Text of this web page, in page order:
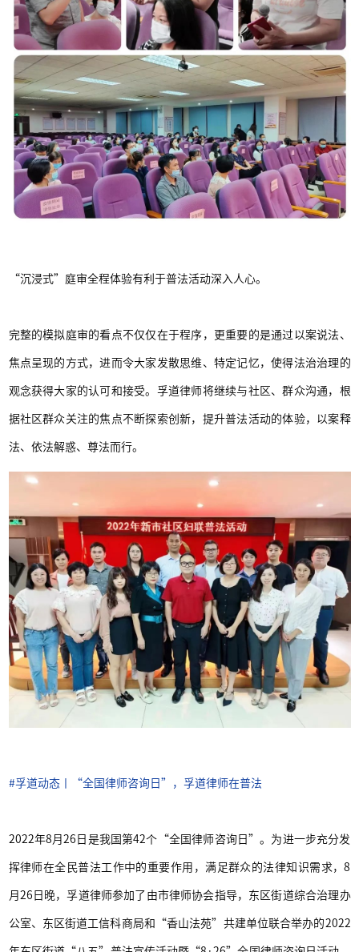
“沉浸式”庭审全程体验有利于普法活动深入人心。
完整的模拟庭审的看点不仅仅在于程序，更重要的是通过以案说法、
焦点呈现的方式，进而令大家发散思维、特定记忆，使得法治治理的
观念获得大家的认可和接受。孚道律师将继续与社区、群众沟通，根
据社区群众关注的焦点不断探索创新，提升普法活动的体验，以案释
法、依法解惑、尊法而行。
#孚道动态丨“全国律师咨询日”，孚道律师在普法
2022年8月26日是我国第42个“全国律师咨询日”。为进一步充分发
挥律师在全民普法工作中的重要作用，满足群众的法律知识需求，8
月26日晚，孚道律师参加了由市律师协会指导，东区街道综合治理办
公室、东区街道工信科商局和“香山法苑”共建单位联合举办的2022